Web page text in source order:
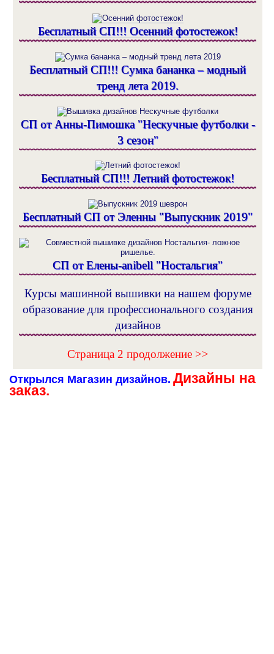
Бесплатный СП!!! Осенний фотостежок!
Бесплатный СП!!! Сумка бананка – модный
тренд лета 2019.
СП от Анны-Пимошка "Нескучные футболки -
3 сезон"
Бесплатный СП!!! Летний фотостежок!
Бесплатный СП от Эленны "Выпускник 2019"
СП от Елены-anibell "Ностальгия"
Курсы машинной вышивки на нашем форуме
образование для профессионального создания
дизайнов
Страница 2 продолжение >>
Открылся Магазин дизайнов. Дизайны на
заказ.